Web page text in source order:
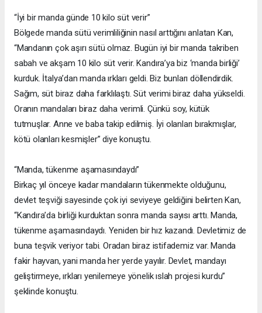
“İyi bir manda günde 10 kilo süt verir”
Bölgede manda sütü verimliliğinin nasıl arttığını anlatan Kan,
“Mandanın çok aşırı sütü olmaz. Bugün iyi bir manda takriben
sabah ve akşam 10 kilo süt verir. Kandıra’ya biz ‘manda birliği’
kurduk. İtalya’dan manda ırkları geldi. Biz bunları döllendirdik.
Sağım, süt biraz daha farklılaştı. Süt verimi biraz daha yükseldi.
Oranın mandaları biraz daha verimli. Çünkü soy, kütük
tutmuşlar. Anne ve baba takip edilmiş. İyi olanları bırakmışlar,
kötü olanları kesmişler” diye konuştu.
“Manda, tükenme aşamasındaydı”
Birkaç yıl önceye kadar mandaların tükenmekte olduğunu,
devlet teşviği sayesinde çok iyi seviyeye geldiğini belirten Kan,
“Kandıra’da birliği kurduktan sonra manda sayısı arttı. Manda,
tükenme aşamasındaydı. Yeniden bir hız kazandı. Devletimiz de
buna teşvik veriyor tabi. Oradan biraz istifademiz var. Manda
fakir hayvan, yani manda her yerde yayılır. Devlet, mandayı
geliştirmeye, ırkları yenilemeye yönelik ıslah projesi kurdu”
şeklinde konuştu.